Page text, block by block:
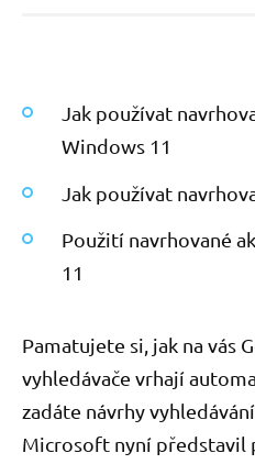
Jak používat
Windows 11
Jak používat
Použití navrhované
11
Pamatujete si, jak na vás
vyhledávače vrhají
zadáte návrhy
Microsoft nyní představil